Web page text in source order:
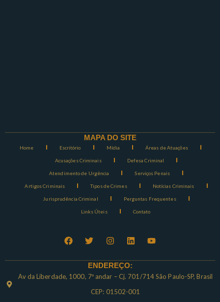
MAPA DO SITE
Home Escritório Mídia Áreas de Atuações
Acusações Criminais Defesa Criminal
Atendimento de Urgência Serviços Penais
Artigos Criminais Tipos de Crimes Notícias Criminais
Jurisprudência Criminal Perguntas Frequentes
Links Úteis Contato
ENDEREÇO:
Av da Liberdade, 1000, 7º andar – Cj. 701/714 São Paulo-SP, Brasil
CEP: 01502-001